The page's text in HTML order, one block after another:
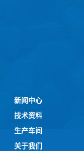
新闻中心
技术资料
生产车间
关于我们